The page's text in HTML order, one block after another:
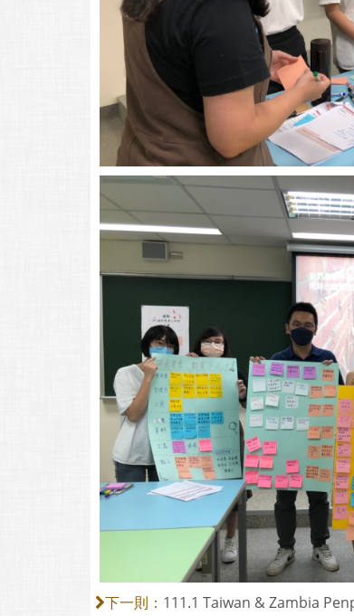
下一則： 111.1 Taiwan & Zambia